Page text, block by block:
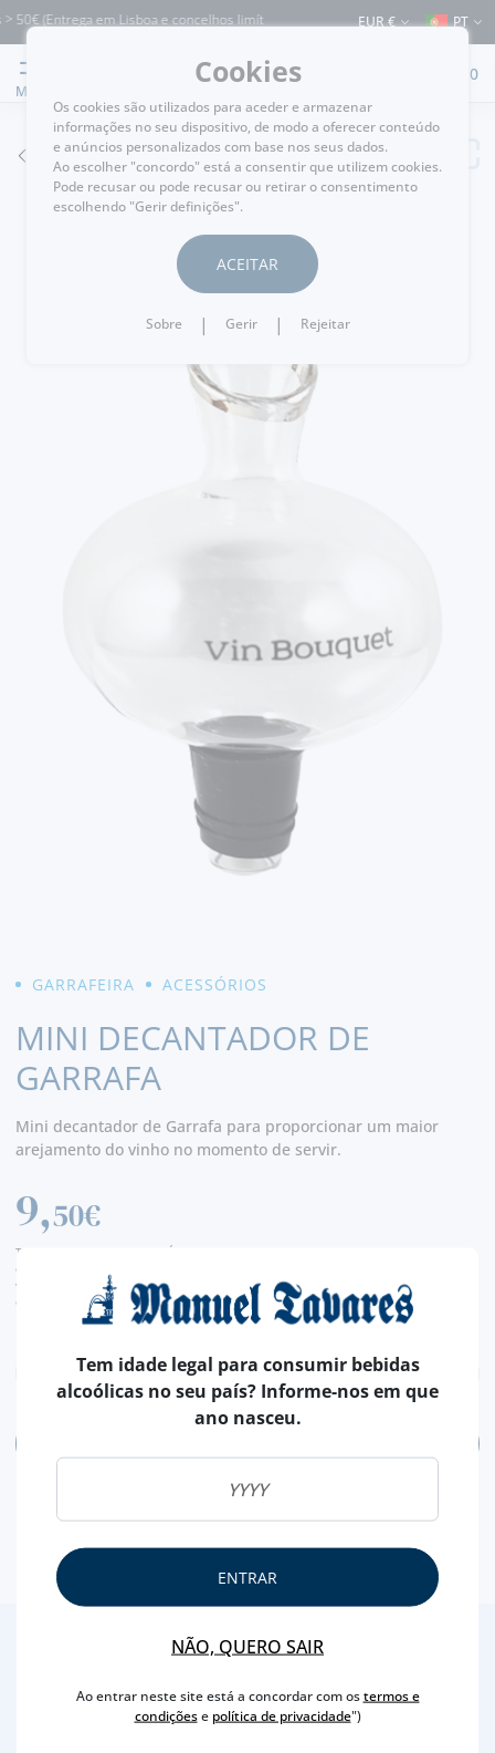
(Entrega em Lisboa e concelhos limítrofes) ⚠️ Envios para Portugal e para o
EUR € PT
MENU
0
VOLTAR
GARRAFEIRA ACESSÓRIOS
MINI DECANTADOR DE
GARRAFA
Mini decantador de Garrafa para proporcionar um maior
arejamento do vinho no momento de servir.
9,50€
TAXA LEGAL EM VIGOR INCLUÍDO.
despesas de envio calculadas na finalização da compra
valor de conversão meramente indicativo, sendo a transação da encomenda, efetuada
em euros (€).
Outras Sugestões
Tem idade legal para consumir bebidas
alcoólicas no seu país? Informe-nos em que
ano nasceu.
ENTRAR
NÃO, QUERO SAIR
Ao entrar neste site está a concordar com ostermos e
condiçõese política de privacidade")
Cookies
Os cookies são utilizados para aceder e armazenar
informações no seu dispositivo, de modo a oferecer conteúdo
e anúncios personalizados com base nos seus dados.
Ao escolher "concordo" está a consentir que utilizem cookies.
Pode recusar ou pode recusar ou retirar o consentimento
escolhendo "Gerir definições".
ACEITAR
Sobre | Gerir | Rejeitar